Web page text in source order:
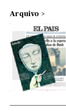
Arquivo